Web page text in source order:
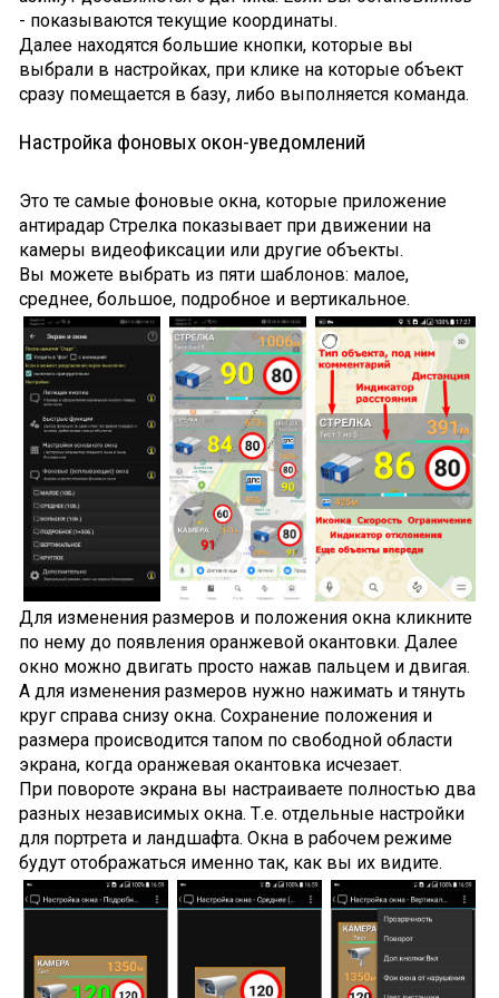
- показываются текущие координаты.
Далее находятся большие кнопки, которые вы
выбрали в настройках, при клике на которые объект
сразу помещается в базу, либо выполняется команда.
Настройка фоновых окон-уведомлений
Это те самые фоновые окна, которые приложение
антирадар Стрелка показывает при движении на
камеры видеофиксации или другие объекты.
Вы можете выбрать из пяти шаблонов: малое,
среднее, большое, подробное и вертикальное.
Для изменения размеров и положения окна кликните
по нему до появления оранжевой окантовки. Далее
окно можно двигать просто нажав пальцем и двигая.
А для изменения размеров нужно нажимать и тянуть
круг справа снизу окна. Сохранение положения и
размера происводится тапом по свободной области
экрана, когда оранжевая окантовка исчезает.
При повороте экрана вы настраиваете полностью два
разных независимых окна. Т.е. отдельные настройки
для портрета и ландшафта. Окна в рабочем режиме
будут отображаться именно так, как вы их видите.